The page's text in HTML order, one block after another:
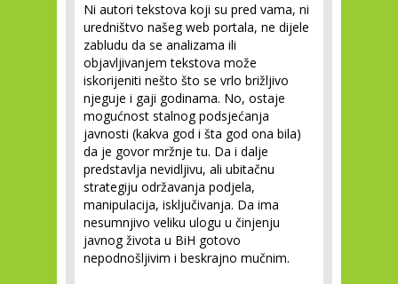
Ni autori tekstova koji su pred vama, ni
uredništvo našeg web portala, ne dijele
zabludu da se analizama ili
objavljivanjem tekstova može
iskorijeniti nešto što se vrlo brižljivo
njeguje i gaji godinama. No, ostaje
mogućnost stalnog podsjećanja
javnosti (kakva god i šta god ona bila)
da je govor mržnje tu. Da i dalje
predstavlja nevidljivu, ali ubitačnu
strategiju održavanja podjela,
manipulacija, isključivanja. Da ima
nesumnjivo veliku ulogu u činjenju
javnog života u BiH gotovo
nepodnošljivim i beskrajno mučnim.